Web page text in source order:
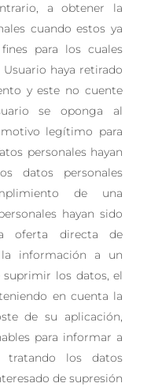
a obtener la
cuando estos ya
para los cuales
haya retirado
y este no cuente
se oponga al
legítimo para
personales hayan
datos personales
de una
hayan sido
oferta directa de
información a un
suprimir los datos, el
en cuenta la
de su aplicación,
para informar a
tratando los datos
de supresión